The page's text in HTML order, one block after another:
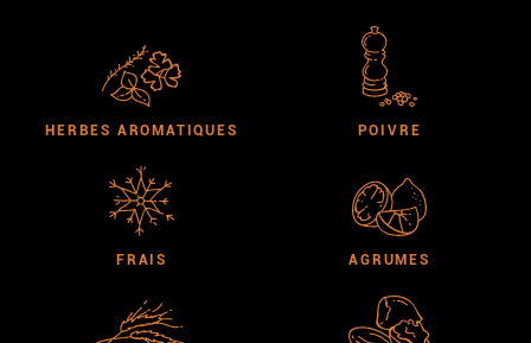
HERBES AROMATIQUES POIVRE
FRAIS AGRUMES